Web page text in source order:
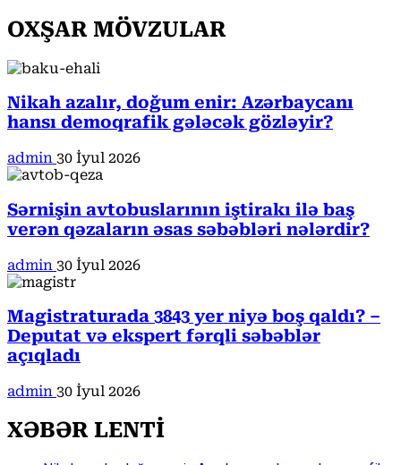
OXŞAR MÖVZULAR
Nikah azalır, doğum enir: Azərbaycanı
hansı demoqrafik gələcək gözləyir?
admin 30 İyul 2026
Sərnişin avtobuslarının iştirakı ilə baş
verən qəzaların əsas səbəbləri nələrdir?
admin 30 İyul 2026
Magistraturada 3843 yer niyə boş qaldı? –
Deputat və ekspert fərqli səbəblər
açıqladı
admin 30 İyul 2026
XƏBƏR LENTİ